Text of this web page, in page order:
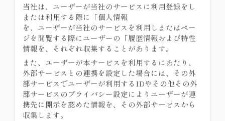
当社は、ユーザーが当社のサービスに利用登録をし
または利用する際に「個人情報
を、ユーザーが当社のサービスを利用しまたはペー
ジを閲覧する際にユーザーの「履歴情報および特性
情報を、それぞれ収集することがあります。
また、ユーザーが本サービスを利用するにあたり、
外部サービスとの連携を設定した場合には、その外
部サービスでユーザーが利用するIDやその他その外
部サービスのプライバシー設定によりユーザーが連
携先に開示を認めた情報を、その外部サービスから
収集します。